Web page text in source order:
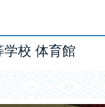
学校 体育館